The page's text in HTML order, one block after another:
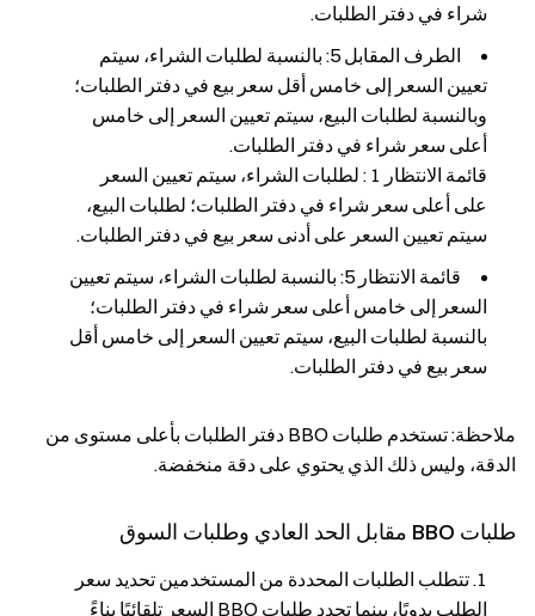
شراء في دفتر الطلبات.
الطرف المقابل 5: بالنسبة لطلبات الشراء، سيتم
تعيين السعر إلى خامس أقل سعر بيع في دفتر الطلبات؛
وبالنسبة لطلبات البيع، سيتم تعيين السعر إلى خامس
أعلى سعر شراء في دفتر الطلبات.
قائمة الانتظار 1 : لطلبات الشراء، سيتم تعيين السعر
على أعلى سعر شراء في دفتر الطلبات؛ لطلبات البيع،
سيتم تعيين السعر على أدنى سعر بيع في دفتر الطلبات.
قائمة الانتظار 5: بالنسبة لطلبات الشراء، سيتم تعيين
السعر إلى خامس أعلى سعر شراء في دفتر الطلبات؛
بالنسبة لطلبات البيع، سيتم تعيين السعر إلى خامس أقل
سعر بيع في دفتر الطلبات.
ملاحظة: تستخدم طلبات BBO دفتر الطلبات بأعلى مستوى من
الدقة، وليس ذلك الذي يحتوي على دقة منخفضة.
طلبات BBO مقابل الحد العادي وطلبات السوق
تتطلب الطلبات المحددة من المستخدمين تحديد سعر
الطلب يدويًا، بينما تحدد طلبات BBO السعر تلقائيًا بناءً